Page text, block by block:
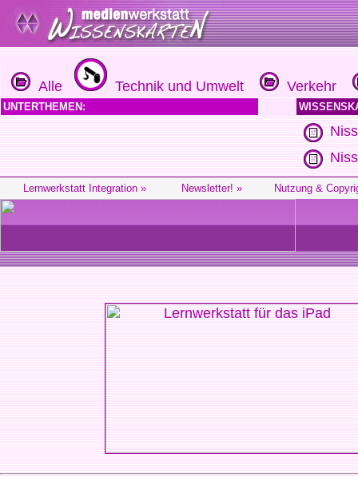
Alle Technik und Umwelt Verkehr
UNTERTHEMEN:
Lernwerkstatt Integration » Newsletter! » Nutzung &